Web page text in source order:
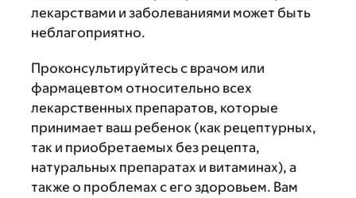
лекарствами и заболеваниями может быть
неблагоприятно.
Проконсультируйтесь с врачом или
фармацевтом относительно всех
лекарственных препаратов, которые
принимает ваш ребенок (как рецептурных,
так и приобретаемых без рецепта,
натуральных препаратах и витаминах), а
также о проблемах с его здоровьем. Вам